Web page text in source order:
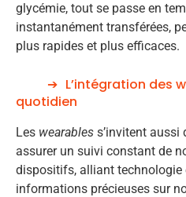
glycémie, tout se passe en
instantanément transférées,
plus rapides et plus efficaces.
L’intégration des
quotidien
Les wearables s’invitent aussi
assurer un suivi constant de
dispositifs, alliant technologie
informations précieuses sur